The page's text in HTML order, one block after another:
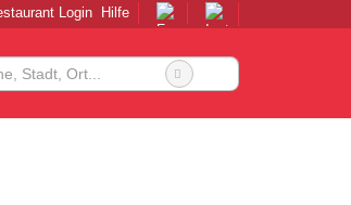
Login Hilfe